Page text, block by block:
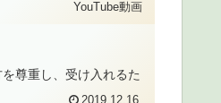
YouTube動画
尊重し、受け入れるた
2019.12.16